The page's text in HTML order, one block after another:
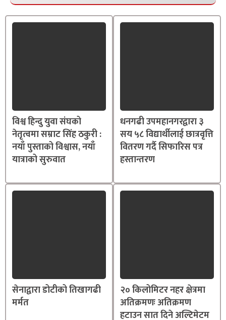
विश्व हिन्दु युवा संघको
नेतृत्वमा सम्राट सिंह ठकुरी :
नयाँ पुस्ताको विश्वास, नयाँ
यात्राको सुरुवात
धनगढी उपमहानगरद्वारा ३
सय ५८ विद्यार्थीलाई छात्रवृत्ति
वितरण गर्दै सिफारिस पत्र
हस्तान्तरण
सेनाद्वारा डोटीको तिखागढी
मर्मत
२० किलोमिटर नहर क्षेत्रमा
अतिक्रमणः अतिक्रमण
हटाउन सात दिने अल्टिमेटम